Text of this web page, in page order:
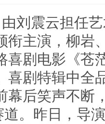
刘震云担任
衔主演，柳岩
喜剧电影《苍
喜剧特辑中全
幕后笑声不断
道。昨日，导